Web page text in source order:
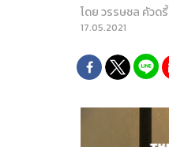
โดยวรรษชล คัวดรี้
17.05.2021